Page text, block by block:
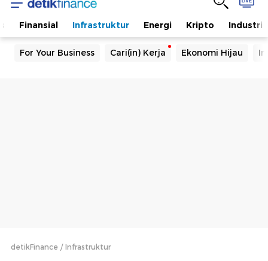
Finansial Infrastruktur Energi Kripto Industri
For Your Business Cari(in) Kerja Ekonomi Hijau
detikFinance Infrastruktur